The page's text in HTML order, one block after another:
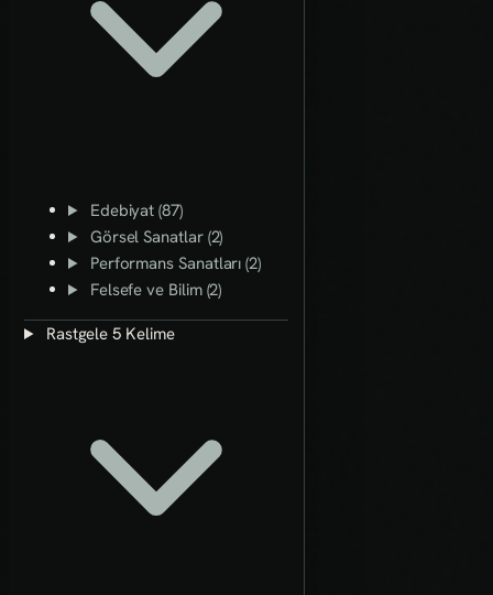
Edebiyat (87)
Görsel Sanatlar (2)
Performans Sanatları (2)
Felsefe ve Bilim (2)
Rastgele 5 Kelime